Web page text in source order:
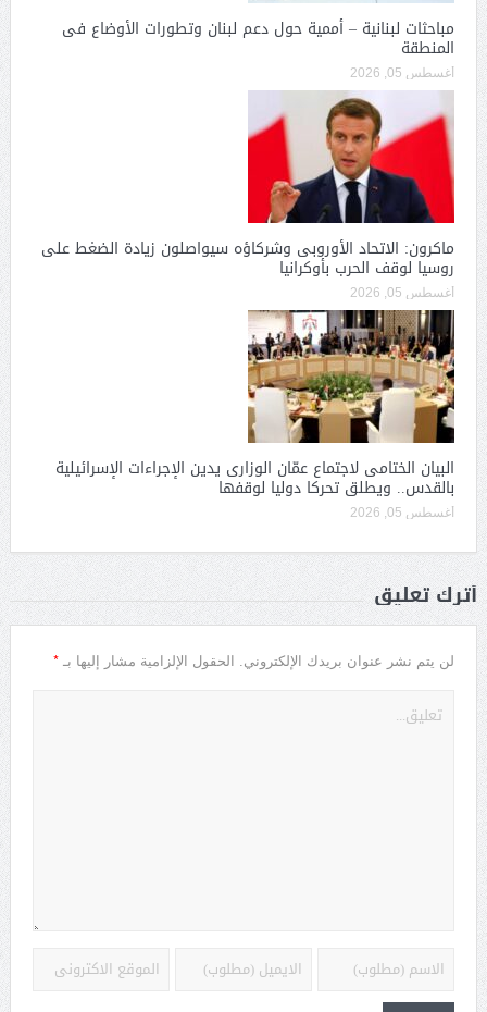
مباحثات لبنانية – أممية حول دعم لبنان وتطورات الأوضاع فى
المنطقة
أغسطس 05, 2026
ماكرون: الاتحاد الأوروبى وشركاؤه سيواصلون زيادة الضغط على
روسيا لوقف الحرب بأوكرانيا
أغسطس 05, 2026
البيان الختامى لاجتماع عمّان الوزارى يدين الإجراءات الإسرائيلية
بالقدس.. ويطلق تحركا دوليا لوقفها
أغسطس 05, 2026
أترك تعليق
لن يتم نشر عنوان بريدك الإلكتروني. الحقول الإلزامية مشار إليها بـ *